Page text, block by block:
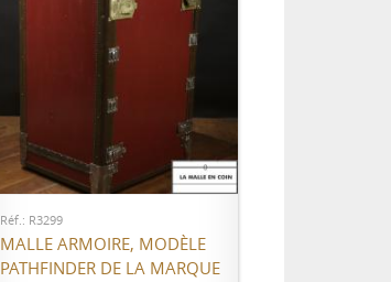
AJOUTER AU PANIER
Réf.: R3299
MALLE ARMOIRE, MODÈLE
PATHFINDER DE LA MARQUE